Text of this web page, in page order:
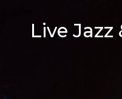
Live Jazz